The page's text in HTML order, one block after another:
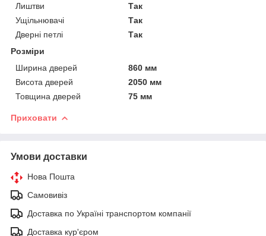
Лиштви
Так
Ущільнювачі
Так
Дверні петлі
Так
Розміри
Ширина дверей
860 мм
Висота дверей
2050 мм
Товщина дверей
75 мм
Приховати
Умови доставки
Нова Пошта
Самовивіз
Доставка по Україні транспортом компанії
Доставка кур'єром